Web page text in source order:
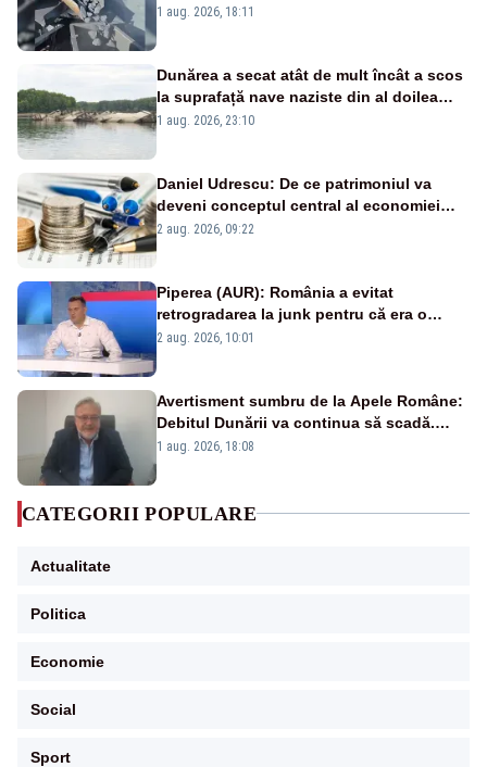
pasează vina în plină criză energetică
1 aug. 2026, 18:11
Dunărea a secat atât de mult încât a scos
la suprafață nave naziste din al doilea
război mondial
1 aug. 2026, 23:10
Daniel Udrescu: De ce patrimoniul va
deveni conceptul central al economiei
viitoare?
2 aug. 2026, 09:22
Piperea (AUR): România a evitat
retrogradarea la junk pentru că era o
catastrofă pentru bănci și fondurile de
2 aug. 2026, 10:01
Avertisment sumbru de la Apele Române:
Debitul Dunării va continua să scadă.
Cernavodă s-ar putea închide în 4 zile
1 aug. 2026, 18:08
CATEGORII POPULARE
Actualitate
Politica
Economie
Social
Sport